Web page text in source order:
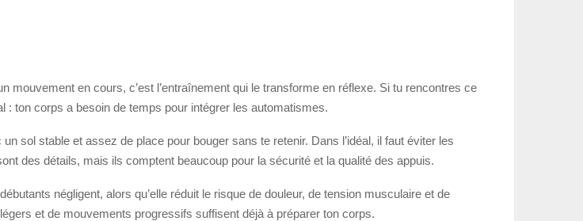
en cours, c’est l’entraînement qui le transforme en réflexe. Si tu rencontres ce
: ton corps a besoin de temps pour intégrer les automatismes.
sol stable et assez de place pour bouger sans te retenir. Dans l’idéal, il faut éviter les
des détails, mais ils comptent beaucoup pour la sécurité et la qualité des appuis.
négligent, alors qu’elle réduit le risque de douleur, de tension musculaire et de
et de mouvements progressifs suffisent déjà à préparer ton corps.